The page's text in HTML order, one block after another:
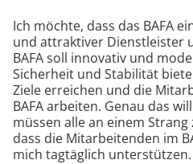
Ich möchte, dass das BAFA
und attraktiver Dienstleister
BAFA soll innovativ und
Sicherheit und Stabilität
Ziele erreichen und die
BAFA arbeiten. Genau das
müssen alle an einem
dass die Mitarbeitenden im
mich tagtäglich unterstützen.